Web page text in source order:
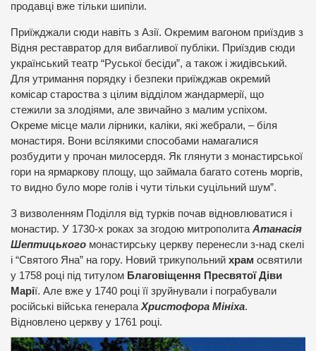
продавці вже тільки шипіли.
Приїжджали сюди навіть з Азії. Окремим вагоном приїздив з
Відня реставратор для вибагливої публіки. Приїздив сюди
український театр “Руської бесіди”, а також і жидівський.
Для утримання порядку і безпеки приїжджав окремий
комісар староства з цілим відділом жандармерії, що
стежили за злодіями, але звичайно з малим успіхом.
Окреме місце мали лірники, каліки, які жебрали, – біля
монастиря. Вони всілякими способами намагалися
розбудити у прочан милосердя. Як глянути з монастирської
гори на ярмаркову площу, що займала багато сотень моргів,
то видно було море голів і чути тільки суцільний шум”.
З визволенням Поділля від турків почав відновлюватися і
монастир. У 1730-х роках за згодою митрополита Атанасія
Шептицького монастирську церкву перенесли з-над скелі
і “Святого Яна” на гору. Новий трикупольний храм освятили
у 1758 році під титулом Благовіщення Пресвятої Діви
Марії. Але вже у 1740 році її зруйнували і пограбували
російські війська генерала Христофора Мініха.
Відновлено церкву у 1761 році.